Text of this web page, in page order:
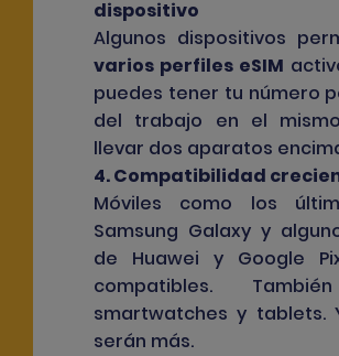
dispositivo
Algunos dispositivos
varios perfiles eSIM
puedes tener tu número
del trabajo en el
llevar dos aparatos
4. Compatibilidad
Móviles como los
Samsung Galaxy y
de Huawei y Google
compatibles.
smartwatches y tablets.
serán más.